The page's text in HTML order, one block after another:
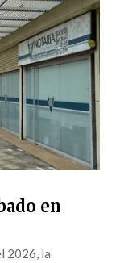
en
2026, la